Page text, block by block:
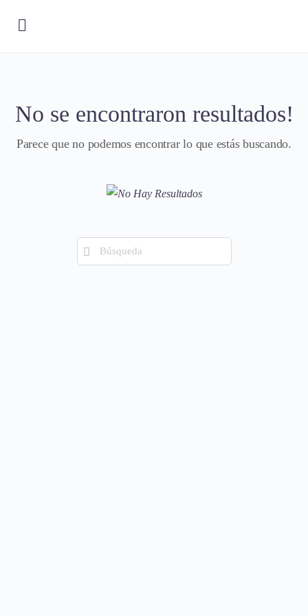
No se encontraron resultados!
Parece que no podemos encontrar lo que estás buscando.
Búsqueda
de: